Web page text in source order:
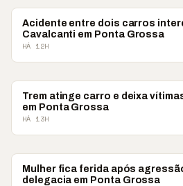
POLICIAL
Acidente entre dois carros
Cavalcanti em Ponta Grossa
HÁ 12H
POLICIAL
Trem atinge carro e deixa
em Ponta Grossa
HÁ 13H
POLICIAL
Mulher fica ferida após
delegacia em Ponta Grossa